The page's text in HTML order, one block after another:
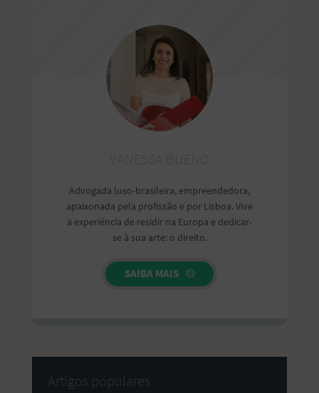
Advogada luso-brasileira, empreendedora,
apaixonada pela profissão e por Lisboa. Vive
a experiência de residir na Europa e dedicar-
se à sua arte: o direito.
SAIBA MAIS
Artigos populares